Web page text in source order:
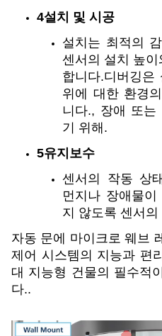
4설치 및 시공
설치는 최적의
센서의 설치 높
합니다.디버깅은
위에 대한 환경
니다., 장애 또
기 위해.
5유지보수
센서의 작동 상
먼지나 장애물
지 않도록 센서
자동 문에 마이크로 웨브
제어 시스템의 지능과 편
대 지능형 건물의 필수적
다..